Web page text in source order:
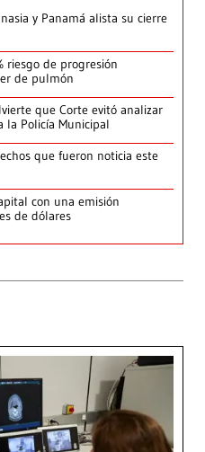
y Panamá alista su cierre
riesgo de progresión
de pulmón
que Corte evitó analizar
la Policía Municipal
que fueron noticia este
con una emisión
de dólares